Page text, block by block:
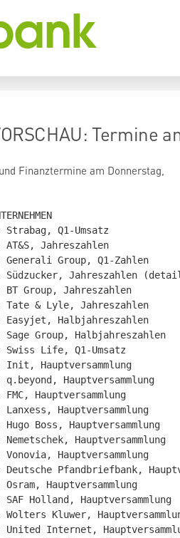
Termine
Finanztermine am Donnerstag,
Strabag, Q1-Umsatz
AT&S, Jahreszahlen
Generali Group, Q1-Zahlen
Südzucker, Jahreszahlen
BT Group, Jahreszahlen
Tate & Lyle, Jahreszahlen
Easyjet, Halbjahreszahlen
Sage Group, Halbjahreszahlen
Swiss Life, Q1-Umsatz
Init, Hauptversammlung
q.beyond, Hauptversammlung
FMC, Hauptversammlung
Lanxess, Hauptversammlung
Hugo Boss, Hauptversammlung
Nemetschek, Hauptversammlung
Vonovia, Hauptversammlung
Deutsche Pfandbriefbank,
Osram, Hauptversammlung
SAF Holland, Hauptversammlung
Wolters Kluwer,
United Internet,